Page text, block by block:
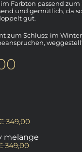
Farbton passend
und gemütlich, da
gut.
zum Schluss: im
349,00
melange
349,00